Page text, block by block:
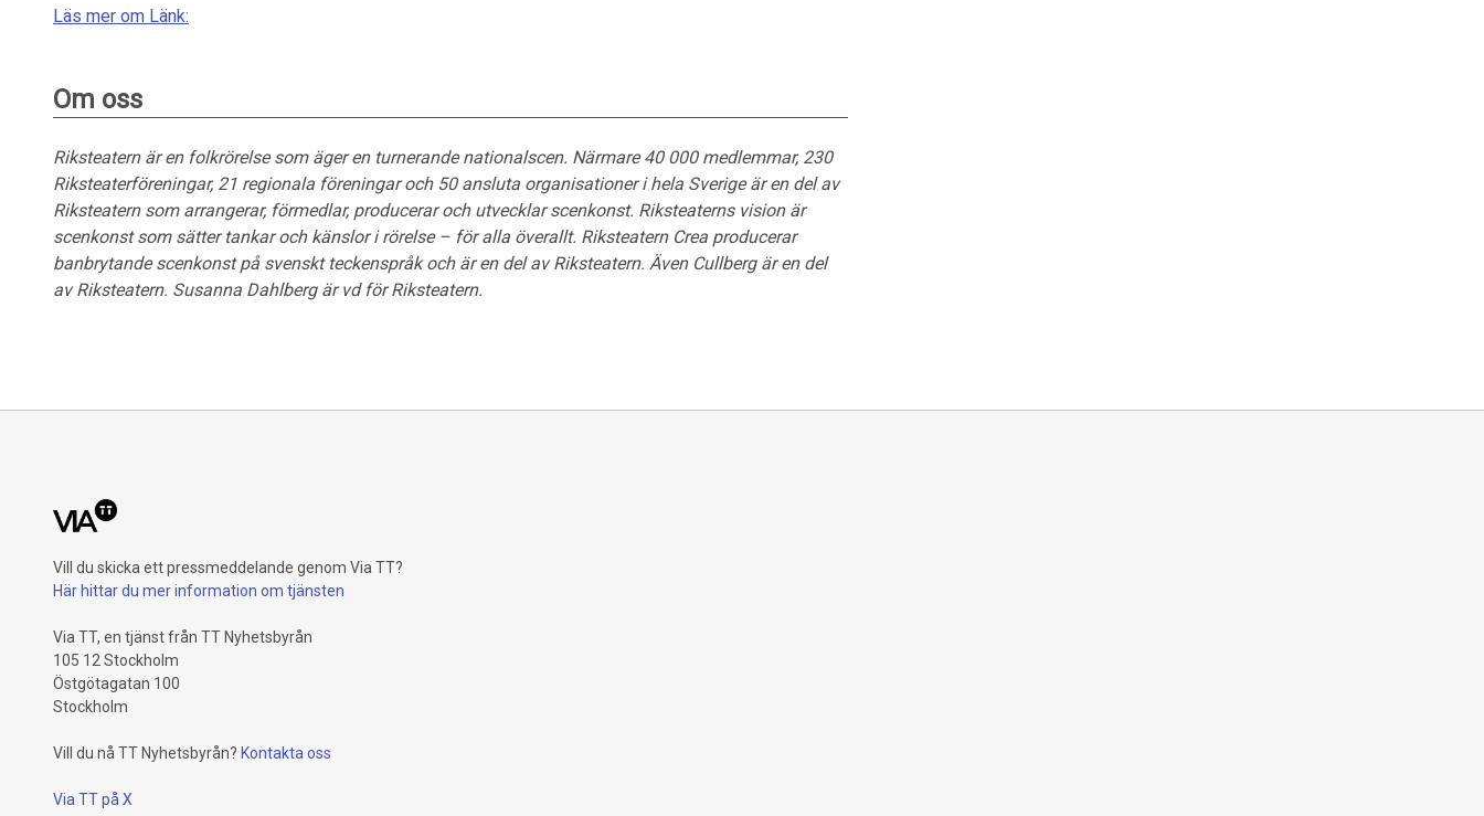
Läs mer om Länk:
Om oss
Riksteatern är en folkrörelse som äger en turnerande nationalscen. Närmare 40 000 medlemmar, 230
Riksteaterföreningar, 21 regionala föreningar och 50 ansluta organisationer i hela Sverige är en del av
Riksteatern som arrangerar, förmedlar, producerar och utvecklar scenkonst. Riksteaterns vision är
scenkonst som sätter tankar och känslor i rörelse – för alla överallt. Riksteatern Crea producerar
banbrytande scenkonst på svenskt teckenspråk och är en del av Riksteatern. Även Cullberg är en del
av Riksteatern. Susanna Dahlberg är vd för Riksteatern.
Vill du skicka ett pressmeddelande genom Via TT?
Här hittar du mer information om tjänsten
Via TT, en tjänst från TT Nyhetsbyrån
105 12 Stockholm
Östgötagatan 100
Stockholm
Vill du nå TT Nyhetsbyrån? Kontakta oss
Via TT på X